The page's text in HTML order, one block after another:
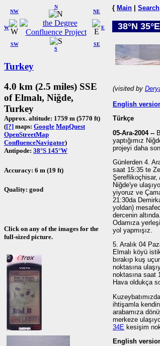
W
NW
N
NE
SW
S
SE
E
Turkey
4.0 km (2.5 miles) SSE
of Elmalı, Niğde,
Turkey
Approx. altitude: 1759 m (5770 ft)
([?] maps: Google MapQuest
OpenStreetMap
ConfluenceNavigator)
Antipode: 38°S 145°W
Accuracy: 6 m (19 ft)
Quality: good
Click on any of the images for the
full-sized picture.
{ Main Search
38°N 35°E
(visited by
English
Türkçe
05-Ara-2004 --
yaptığımız
projeyi daha
Günlerden 4.
saat 15:35 te
Şereflikoçhisar,
Niğde'ye
yiyoruz ve
21:30da
yoldan)
dercenin
Odamıza
yol yapmışız.
5. Aralık 04
Elmalı köyü
bırakıp kuş
noktasına
noktasına saat
Hava oldukça
ihtişamla
arabamıza
merkeze
34E kesişim
English